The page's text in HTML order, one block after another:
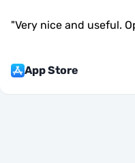
"Very nice and useful.
App Store